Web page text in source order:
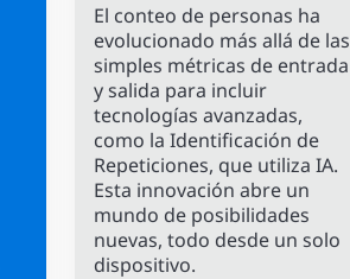
El conteo de personas ha
evolucionado más allá de las
simples métricas de entrada
y salida para incluir
tecnologías avanzadas,
como la Identificación de
Repeticiones, que utiliza IA.
Esta innovación abre un
mundo de posibilidades
nuevas, todo desde un solo
dispositivo.